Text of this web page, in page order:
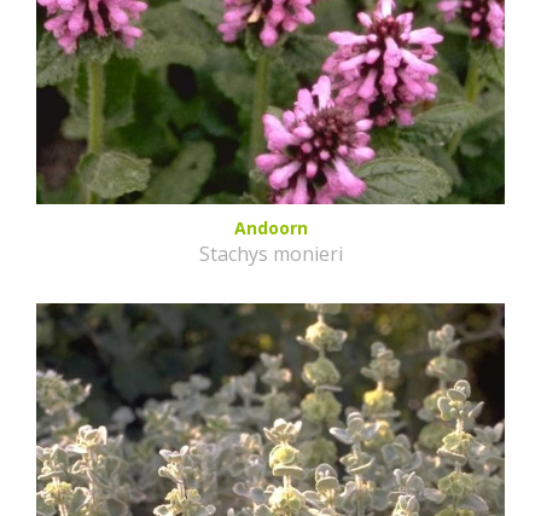
Andoorn
Stachys monieri